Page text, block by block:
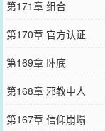
第171章 组合
第170章 官方认证
第169章 卧底
第168章 邪教中人
第167章 信仰崩塌